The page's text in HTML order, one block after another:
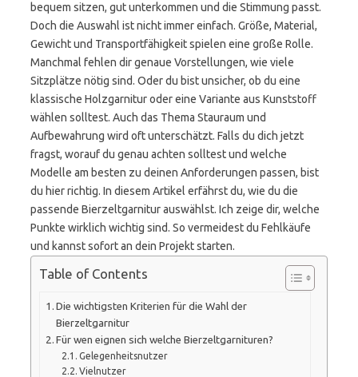
bequem sitzen, gut unterkommen und die Stimmung passt.
Doch die Auswahl ist nicht immer einfach. Größe, Material,
Gewicht und Transportfähigkeit spielen eine große Rolle.
Manchmal fehlen dir genaue Vorstellungen, wie viele
Sitzplätze nötig sind. Oder du bist unsicher, ob du eine
klassische Holzgarnitur oder eine Variante aus Kunststoff
wählen solltest. Auch das Thema Stauraum und
Aufbewahrung wird oft unterschätzt. Falls du dich jetzt
fragst, worauf du genau achten solltest und welche
Modelle am besten zu deinen Anforderungen passen, bist
du hier richtig. In diesem Artikel erfährst du, wie du die
passende Bierzeltgarnitur auswählst. Ich zeige dir, welche
Punkte wirklich wichtig sind. So vermeidest du Fehlkäufe
und kannst sofort an dein Projekt starten.
Table of Contents
Die wichtigsten Kriterien für die Wahl der
Bierzeltgarnitur
Für wen eignen sich welche Bierzeltgarnituren?
Gelegenheitsnutzer
Vielnutzer